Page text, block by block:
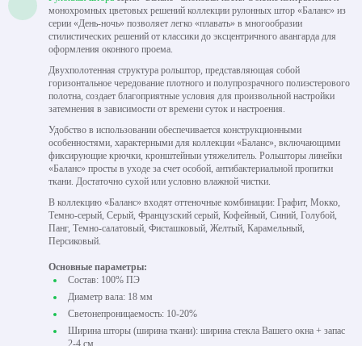
монохромных цветовых решений коллекции рулонных штор «Баланс» из
серии «День-ночь» позволяет легко «плавать» в многообразии
стилистических решений от классики до эксцентричного авангарда для
оформления оконного проема.
Двухполотенная структура рольштор, представляющая собой
горизонтальное чередование плотного и полупрозрачного полиэстерового
полотна, создает благоприятные условия для произвольной настройки
затемнения в зависимости от времени суток и настроения.
Удобство в использовании обеспечивается конструкционными
особенностями, характерными для коллекции «Баланс», включающими
фиксирующие крючки, кронштейныи утяжелитель. Рольшторы линейки
«Баланс» просты в уходе за счет особой, антибактериальной пропитки
ткани. Достаточно сухой или условно влажной чистки.
В коллекцию «Баланс» входят оттеночные комбинации: Графит, Мокко,
Темно-серый, Серый, Французский серый, Кофейный, Синий, Голубой,
Панг, Темно-салатовый, Фисташковый, Желтый, Карамельный,
Персиковый.
Основные параметры:
Состав: 100% ПЭ
Диаметр вала: 18 мм
Светонепроницаемость: 10-20%
Ширина шторы (ширина ткани): ширина стекла Вашего окна + запас